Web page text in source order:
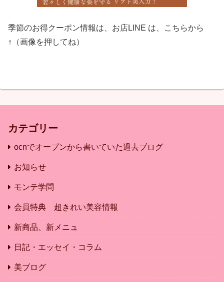
季節のお得クーポン情報は、お店LINE は、こちらから
↑（画像を押してね）
カテゴリー
ocnでオープンから書いていた過去ブログ
お知らせ
モンテ学問
会員特典 超きれい美容情報
新商品、新メニュ
日記・エッセイ・コラム
美ブログ